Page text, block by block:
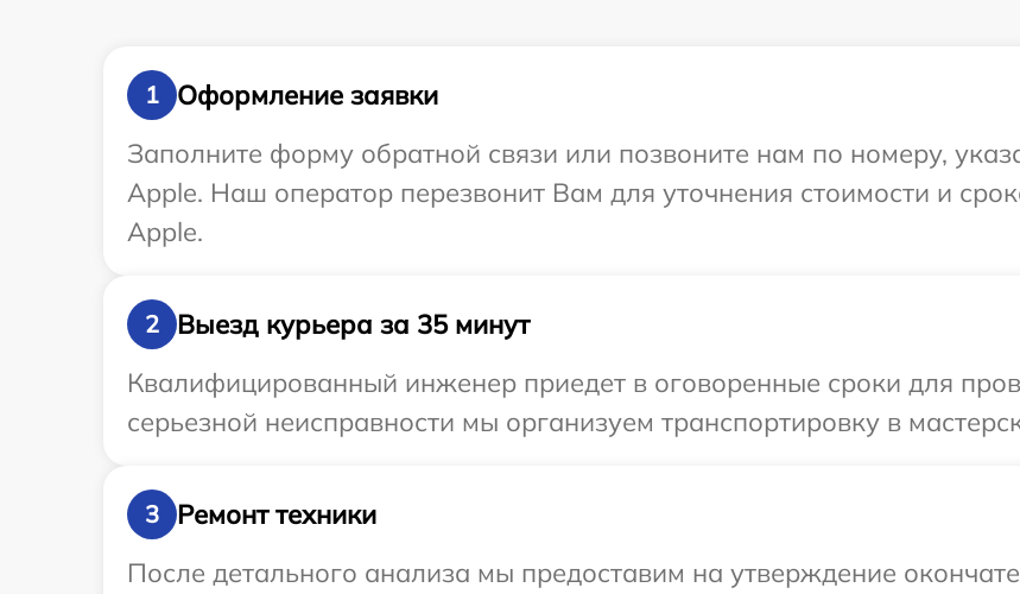
1
Оформление заявки
Заполните форму обратной связи или позвоните нам по номеру,
Apple. Наш оператор перезвонит Вам для уточнения стоимости и
Apple.
2
Выезд курьера за 35 минут
Квалифицированный инженер приедет в оговоренные сроки для
серьезной неисправности мы организуем транспортировку в
3
Ремонт техники
После детального анализа мы предоставим на утверждение